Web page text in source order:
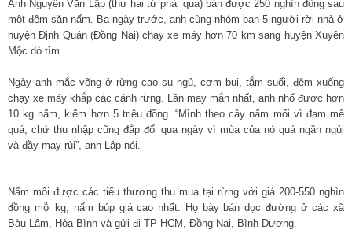
Anh Nguyễn Văn Lập (thứ hai từ phải qua) bán được 250 nghìn đồng sau
một đêm săn nấm. Ba ngày trước, anh cùng nhóm bạn 5 người rời nhà ở
huyện Định Quán (Đồng Nai) chạy xe máy hơn 70 km sang huyện Xuyên
Mộc dò tìm.
Ngày anh mắc võng ở rừng cao su ngủ, cơm bụi, tắm suối, đêm xuống
chạy xe máy khắp các cánh rừng. Lần may mắn nhất, anh nhổ được hơn
10 kg nấm, kiếm hơn 5 triệu đồng. “Mình theo cây nấm mối vì đam mê
quá, chứ thu nhập cũng đắp đổi qua ngày vì mùa của nó quá ngắn ngủi
và đầy may rủi”, anh Lập nói.
Nấm mối được các tiểu thương thu mua tại rừng với giá 200-550 nghìn
đồng mỗi kg, nấm búp giá cao nhất. Họ bày bán dọc đường ở các xã
Bàu Lâm, Hòa Bình và gửi đi TP HCM, Đồng Nai, Bình Dương.